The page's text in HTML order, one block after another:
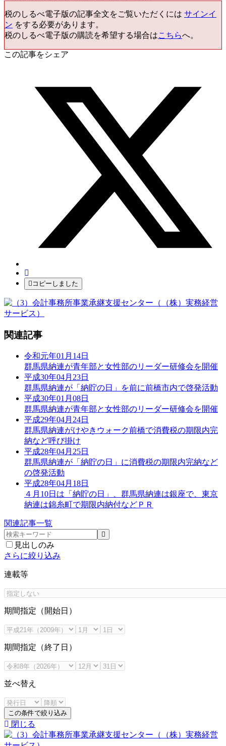
税のしるべ電子版の記事全文をご覧いただくには サインイ
ン をする必要があります。
税のしるべ電子版の購読を希望する場合はこちらへ。
この記事をシェア
コピーしました
関連記事
令和元年01月14日
群馬県納連が青年部と女性部のリーダー研修会を開催
平成30年04月23日
群馬県納連が「納貯の日」を前に前橋市内で啓発活動
平成30年01月08日
群馬県納連が青年部と女性部のリーダー研修会を開催
平成29年04月24日
群馬県納連がけやきウォーク前橋で消費税の期限内完
納など呼び掛け
平成28年04月25日
群馬県納連が「納貯の日」に消費税の期限内完納など
の啓発活動
平成28年04月18日
４月10日は「納貯の日」、群馬県納連は銀座で、東京
納連は錦糸町で期限内納付などＰＲ
関連記事一覧
見出しのみ
さらに絞り込み
連載等
期間指定（開始日）
期間指定（終了日）
並べ替え
この条件で絞り込み
閉じる